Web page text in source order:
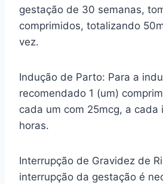
gestação de 30 semanas,
comprimidos, totalizando
vez.
Indução de Parto: Para a
recomendado 1 (um)
cada um com 25mcg, a cada
horas.
Interrupção de Gravidez de
interrupção da gestação é